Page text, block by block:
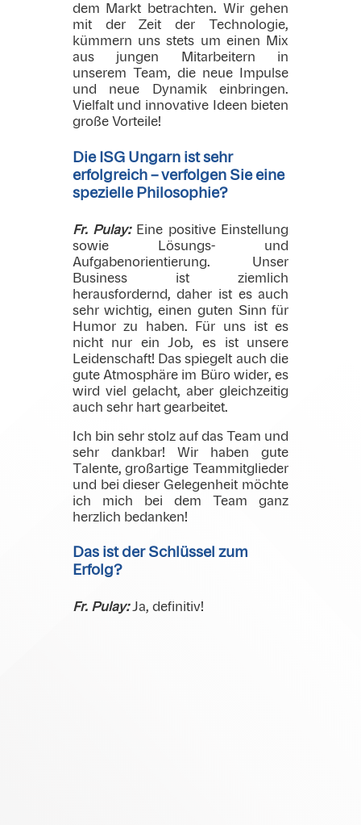
dem Markt betrachten. Wir gehen
mit der Zeit der Technologie,
kümmern uns stets um einen Mix
aus jungen Mitarbeitern in
unserem Team, die neue Impulse
und neue Dynamik einbringen.
Vielfalt und innovative Ideen bieten
große Vorteile!
Die ISG Ungarn ist sehr
erfolgreich – verfolgen Sie eine
spezielle Philosophie?
Fr. Pulay:Eine positive Einstellung
sowie Lösungs- und
Aufgabenorientierung. Unser
Business ist ziemlich
herausfordernd, daher ist es auch
sehr wichtig, einen guten Sinn für
Humor zu haben. Für uns ist es
nicht nur ein Job, es ist unsere
Leidenschaft! Das spiegelt auch die
gute Atmosphäre im Büro wider, es
wird viel gelacht, aber gleichzeitig
auch sehr hart gearbeitet.
Ich bin sehr stolz auf das Team und
sehr dankbar! Wir haben gute
Talente, großartige Teammitglieder
und bei dieser Gelegenheit möchte
ich mich bei dem Team ganz
herzlich bedanken!
Das ist der Schlüssel zum
Erfolg?
Fr. Pulay:Ja, definitiv!